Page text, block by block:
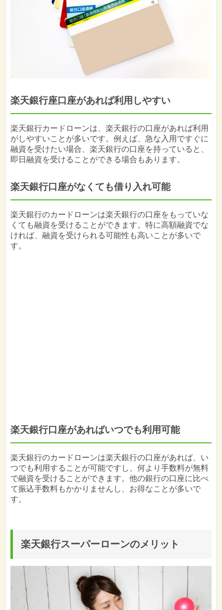
楽天銀行座口座があれば利用しやすい
楽天銀行カードローンは、楽天銀行の口座があれば利用
がしやすいことが多いです。例えば、急な入用ですぐに
融資を受けたい場合、楽天銀行の口座を持っていると、
即日融資を受けることができる場合もあります。
楽天銀行口座がなくても借り入れ可能
楽天銀行のカードローンは楽天銀行の口座をもっていな
くても融資を受けることができます。特に高額融資でな
ければ、融資を受けられる可能性も高いことが多いで
す。
楽天銀行口座があればいつでも利用可能
楽天銀行のカードローンは楽天銀行の口座があれば、い
つでも利用することが可能ですし、何より手数料が無料
で融資を受けることができます。他の銀行の口座に比べ
て振込手数料もかかりませんし、お得なことが多いで
す。
楽天銀行スーパーローンのメリット